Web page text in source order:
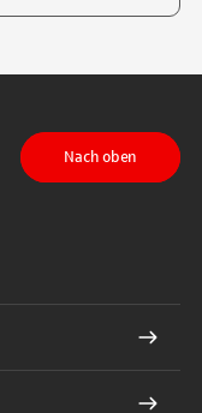
LinkedIn
Nach oben